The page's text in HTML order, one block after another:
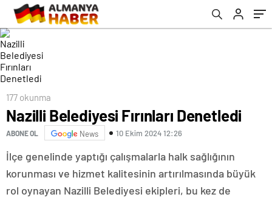
177 okunma
Nazilli Belediyesi Fırınları Denetledi
ABONE OL News 10 Ekim 2024 12:26
İlçe genelinde yaptığı çalışmalarla halk sağlığının
korunması ve hizmet kalitesinin artırılmasında büyük
rol oynayan Nazilli Belediyesi ekipleri, bu kez de